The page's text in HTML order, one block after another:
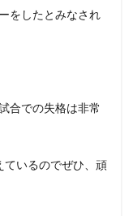
をしたとみなされ
合での失格は非常
ているのでぜひ、頑